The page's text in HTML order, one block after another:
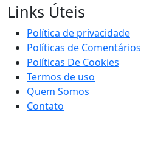
Links Úteis
Política de privacidade
Políticas de Comentários
Políticas De Cookies
Termos de uso
Quem Somos
Contato